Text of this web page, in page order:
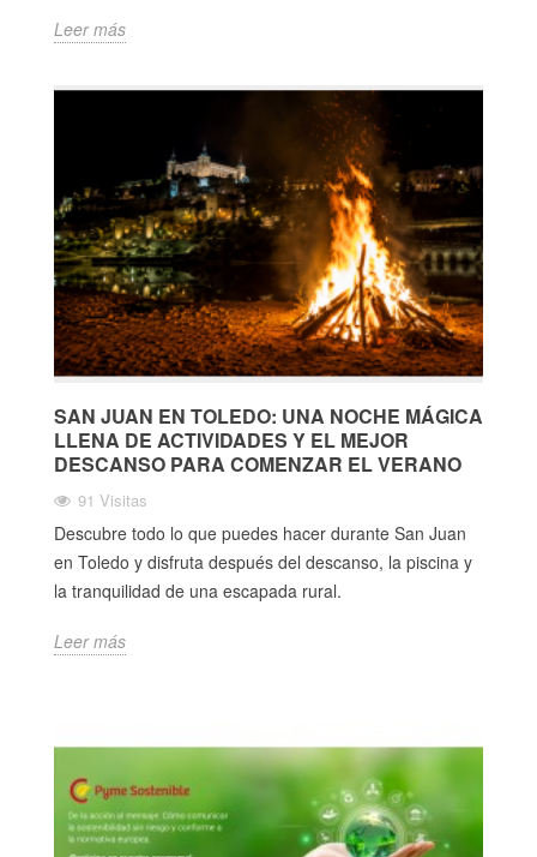
Leer más
SAN JUAN EN TOLEDO: UNA NOCHE MÁGICA
LLENA DE ACTIVIDADES Y EL MEJOR
DESCANSO PARA COMENZAR EL VERANO
91 Visitas
Descubre todo lo que puedes hacer durante San Juan
en Toledo y disfruta después del descanso, la piscina y
la tranquilidad de una escapada rural.
Leer más